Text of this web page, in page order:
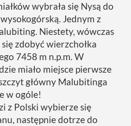
wybrała się Nysą do
Jednym z
Niestety, wówczas
zdobyć wierzchołka
7458 m n.p.m. W
miało miejsce pierwsze
główny Malubitinga
w ogóle!
z Polski wybierze się
następnie dotrze do